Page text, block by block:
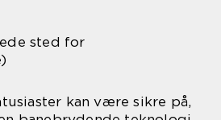
sted for
kan være sikre på,